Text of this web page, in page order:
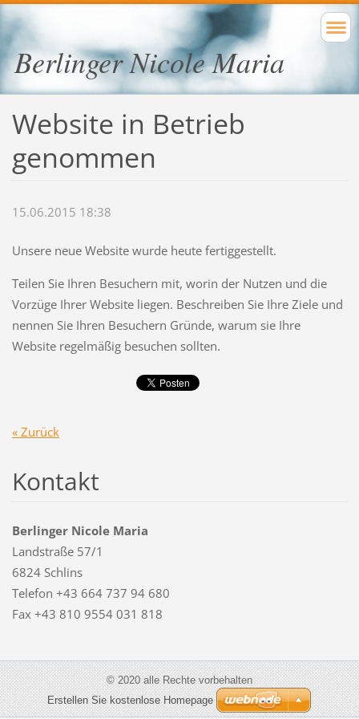
Berlinger Nicole Maria
Website in Betrieb
genommen
15.06.2015 18:38
Unsere neue Website wurde heute fertiggestellt.
Teilen Sie Ihren Besuchern mit, worin der Nutzen und die
Vorzüge Ihrer Website liegen. Beschreiben Sie Ihre Ziele und
nennen Sie Ihren Besuchern Gründe, warum sie Ihre
Website regelmäßig besuchen sollten.
« Zurück
Kontakt
Berlinger Nicole Maria
Landstraße 57/1
6824 Schlins
Telefon +43 664 737 94 680
Fax +43 810 9554 031 818
© 2020 alle Rechte vorbehalten
Erstellen Sie kostenlose Homepage